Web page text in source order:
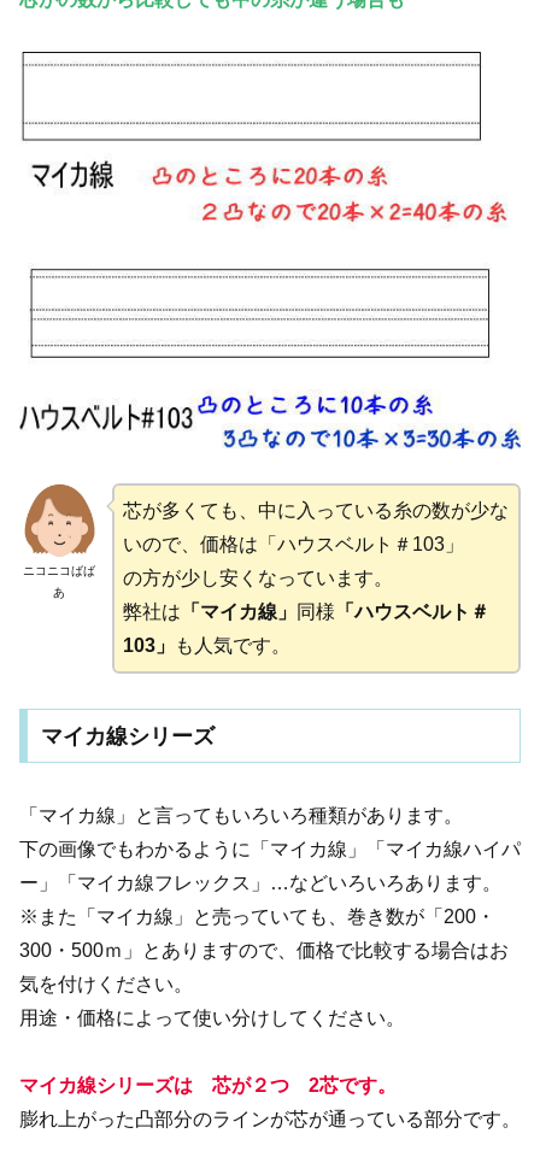
ニコニコばば
あ
芯が多くても、中に入っている糸の数が少な
いので、価格は「ハウスベルト＃103」
の方が少し安くなっています。
弊社は 「マイカ線」 同様 「ハウスベルト＃
103」
も人気です。
マイカ線シリーズ
「マイカ線」と言ってもいろいろ種類があります。
下の画像でもわかるように「マイカ線」「マイカ線ハイパ
ー」「マイカ線フレックス」…などいろいろあります。
※また「マイカ線」と売っていても、巻き数が「200・
300・500ｍ」とありますので、価格で比較する場合はお
気を付けください。
用途・価格によって使い分けしてください。
マイカ線シリーズは 芯が２つ 2芯です。
膨れ上がった凸部分のラインが芯が通っている部分です。